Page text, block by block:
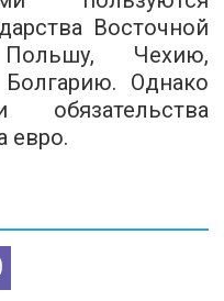
Восточной
Чехию,
Однако
евро.